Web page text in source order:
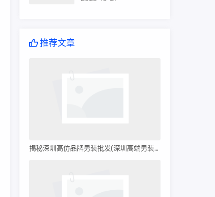
推荐文章
揭秘深圳高仿品牌男装批发(深圳高端男装批发)